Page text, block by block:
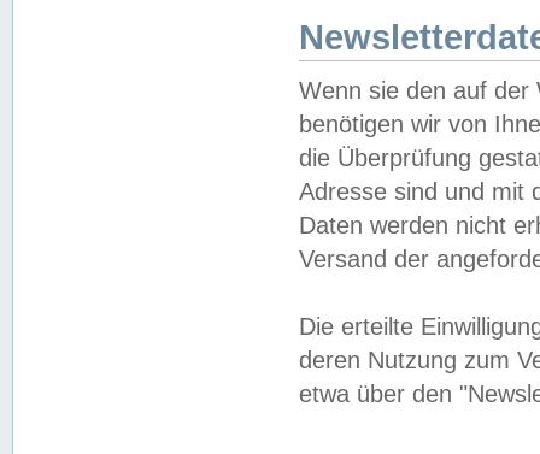
Wenn sie den auf der
benötigen wir von
die Überprüfung
Adresse sind und mit
Daten werden nicht
Versand der
Die erteilte
deren Nutzung zum
etwa über den